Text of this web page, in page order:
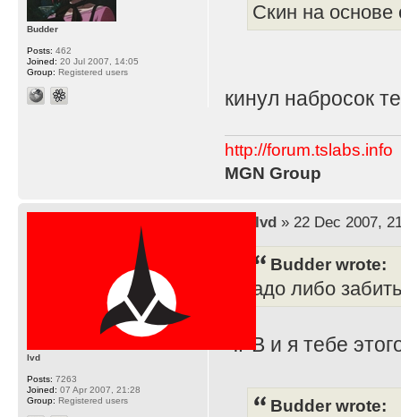
Скин на основе
кинул набросок
http://forum.tslabs.info
MGN Group
Budder
Posts: 462
Joined: 20 Jul 2007, 14:05
Group: Registered users
lvd» 22 Dec 2007,
Budder wrote:
адо либо
ЧРВ и я тебе
Budder wrote:
lvd
Posts: 7263
Joined: 07 Apr 2007, 21:28
Group: Registered users